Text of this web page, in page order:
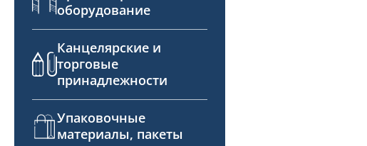
оборудование
Канцелярские и
торговые
принадлежности
Упаковочные
материалы, пакеты